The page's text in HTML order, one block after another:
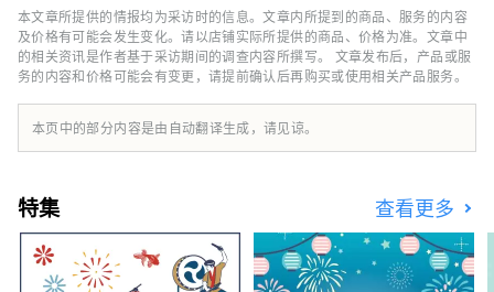
山。在12楼的折鹤广场，可以尝试用特殊的折
纸折出一只鹤，并将其放入约50m高的玻璃折
鹤墙中。此外，一楼还设有出售当地喜爱的产品
的物产店和可品尝广岛食材的咖啡厅。
本文章所提供的情报均为采访时的信息。文章内所提到的商品、服务的内容
及价格有可能会发生变化。请以店铺实际所提供的商品、价格为准。文章中
的相关资讯是作者基于采访期间的调查内容所撰写。 文章发布后，产品或服
务的内容和价格可能会有变更，请提前确认后再购买或使用相关产品服务。
本页中的部分内容是由自动翻译生成，请见谅。
特集 查看更多